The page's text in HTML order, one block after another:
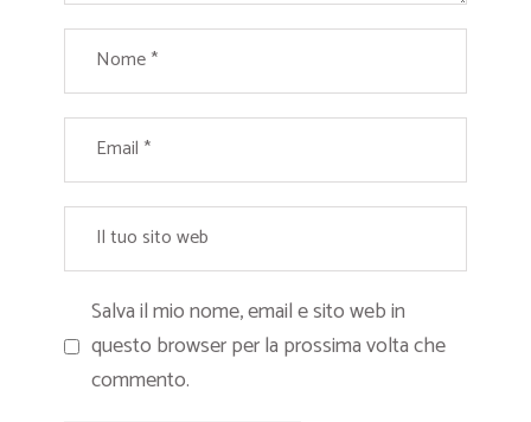
Salva il mio nome, email e sito web in
questo browser per la prossima volta che
commento.